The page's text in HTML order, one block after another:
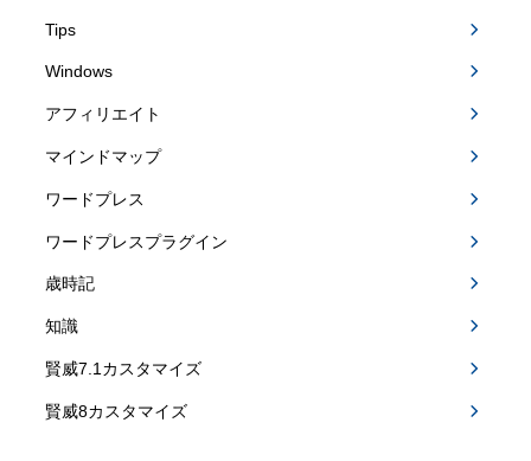
Tips
Windows
アフィリエイト
マインドマップ
ワードプレス
ワードプレスプラグイン
歳時記
知識
賢威7.1カスタマイズ
賢威8カスタマイズ